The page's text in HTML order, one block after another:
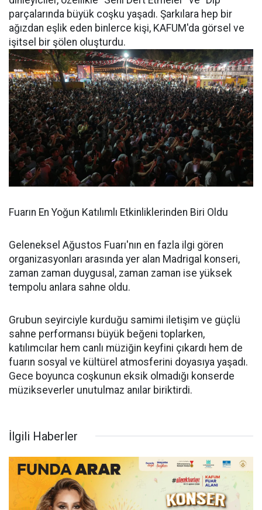
parçalarında büyük coşku yaşadı. Şarkılara hep bir
ağızdan eşlik eden binlerce kişi, KAFUM'da görsel ve
işitsel bir şölen oluşturdu.
Fuarın En Yoğun Katılımlı Etkinliklerinden Biri Oldu
Geleneksel Ağustos Fuarı'nın en fazla ilgi gören
organizasyonları arasında yer alan Madrigal konseri,
zaman zaman duygusal, zaman zaman ise yüksek
tempolu anlara sahne oldu.
Grubun seyirciyle kurduğu samimi iletişim ve güçlü
sahne performansı büyük beğeni toplarken,
katılımcılar hem canlı müziğin keyfini çıkardı hem de
fuarın sosyal ve kültürel atmosferini doyasıya yaşadı.
Gece boyunca coşkunun eksik olmadığı konserde
müzikseverler unutulmaz anılar biriktirdi.
İlgili Haberler